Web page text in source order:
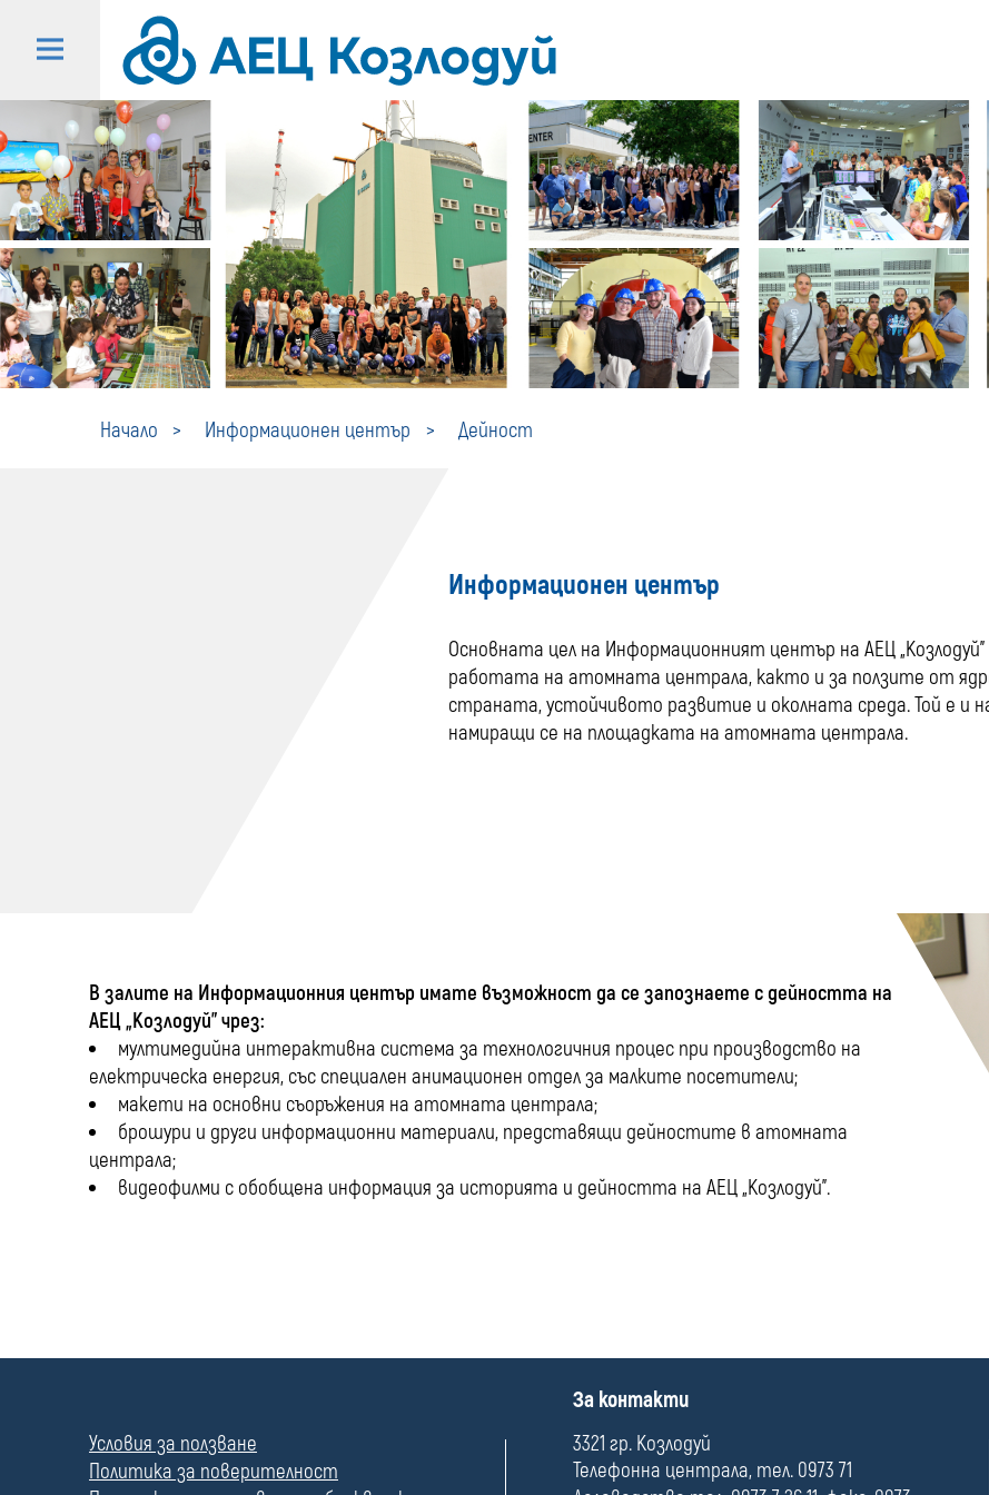
Начало Информационен център Дейност
Информационен център
Основната цел на Информационният център на АЕЦ
работата на атомната централа, както и за ползите от
страната, устойчивото развитие и околната среда. Той е и
намиращи се на площадката на атомната централа.
В залите на Информационния център имате възможност да се запознаете с дейността на
АЕЦ „Козлодуй” чрез:
мултимедийна интерактивна система за технологичния процес при производство на
електрическа енергия, със специален анимационен отдел за малките посетители;
макети на основни съоръжения на атомната централа;
брошури и други информационни материали, представящи дейностите в атомната
централа;
видеофилми с обобщена информация за историята и дейността на АЕЦ „Козлодуй”.
л
е
Условия за ползване
Политика за поверителност
П
л
е
За контакти
3321 гр. Козлодуй
Телефонна централа, тел. 0973 71